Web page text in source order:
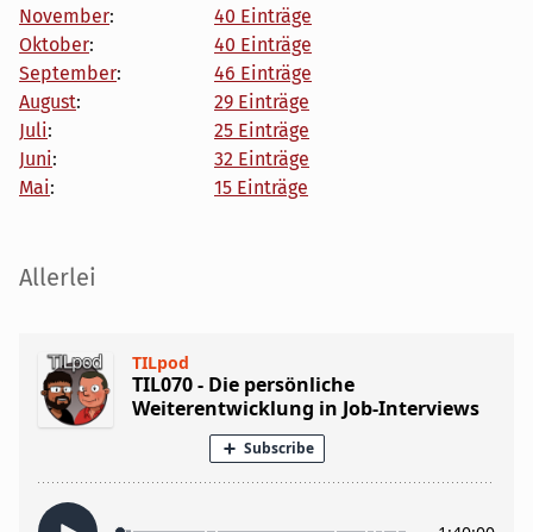
November:
40 Einträge
Oktober:
40 Einträge
September:
46 Einträge
August:
29 Einträge
Juli:
25 Einträge
Juni:
32 Einträge
Mai: 15 Einträge
Seitenleiste
Allerlei